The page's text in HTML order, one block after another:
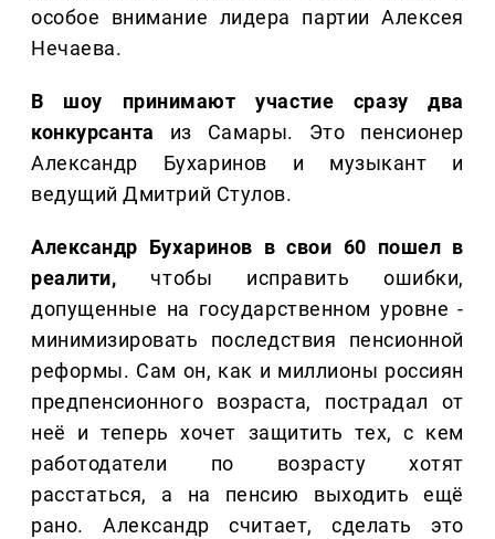
особое внимание лидера партии Алексея
Нечаева.
В шоу принимают участие сразу два
конкурсанта из Самары. Это пенсионер
Александр Бухаринов и музыкант и
ведущий Дмитрий Стулов.
Александр Бухаринов в свои 60 пошел в
реалити,чтобы исправить ошибки,
допущенные на государственном уровне -
минимизировать последствия пенсионной
реформы. Сам он, как и миллионы россиян
предпенсионного возраста, пострадал от
неё и теперь хочет защитить тех, с кем
работодатели по возрасту хотят
расстаться, а на пенсию выходить ещё
рано. Александр считает, сделать это